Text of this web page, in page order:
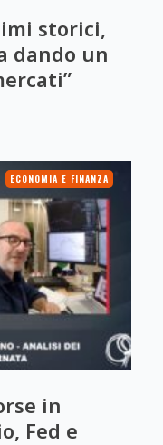
storici,
dando un
ECONOMIA E FINANZA
in
Fed e